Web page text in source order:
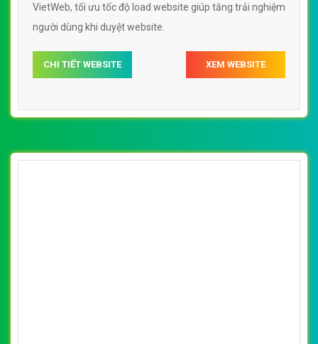
VietWeb, tối ưu tốc độ load website giúp tăng trải nghiệm
người dùng khi duyệt website.
CHI TIẾT WEBSITE XEM WEBSITE